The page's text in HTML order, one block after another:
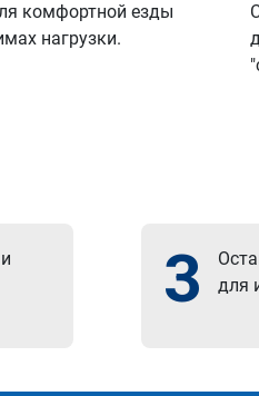
комфортной езды
нагрузки.
3
для